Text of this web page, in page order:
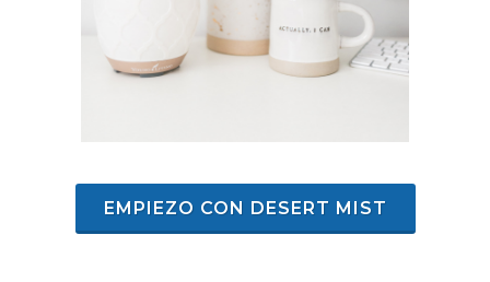
EMPIEZO CON DESERT MIST